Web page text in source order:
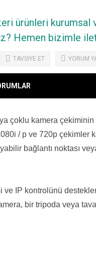
ürünleri kurumsal
Hemen bizimle
TAVSİYE ET YORUM
çoklu kamera çekiminin
/ p ve 720p çekimler
bağlantı noktası
ve IP kontrolünü
bir tripoda veya